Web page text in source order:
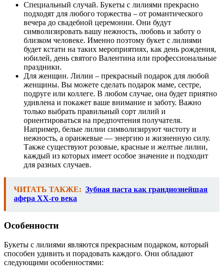
Специальный случай. Букеты с лилиями прекрасно
подходят для любого торжества – от романтического
вечера до свадебной церемонии. Они будут
символизировать вашу нежность, любовь и заботу о
близком человеке. Именно поэтому букет с лилиями
будет кстати на таких мероприятиях, как день рождения,
юбилей, день святого Валентина или профессиональные
праздники.
Для женщин. Лилии – прекрасный подарок для любой
женщины. Вы можете сделать подарок маме, сестре,
подруге или коллеге. В любом случае, она будет приятно
удивлена и покажет ваше внимание и заботу. Важно
только выбрать правильный сорт лилий и
ориентироваться на предпочтения получателя.
Например, белые лилии символизируют чистоту и
нежность, а оранжевые — энергию и жизненную силу.
Также существуют розовые, красные и желтые лилии,
каждый из которых имеет особое значение и подходит
для разных случаев.
ЧИТАТЬ ТАКЖЕ: Зубная паста как грандиознейшая
афера XX-го века
Особенности
Букеты с лилиями являются прекрасным подарком, который
способен удивить и порадовать каждого. Они обладают
следующими особенностями: